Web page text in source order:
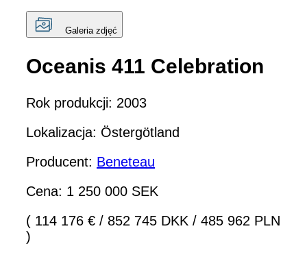
Galeria zdjęć
Oceanis 411 Celebration
Rok produkcji: 2003
Lokalizacja: Östergötland
Producent: Beneteau
Cena: 1 250 000 SEK
( 114 176 € / 852 745 DKK / 485 962 PLN
)